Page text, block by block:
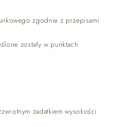
zgodnie z przepisami
zostały w punktach
zadatkiem wysokości